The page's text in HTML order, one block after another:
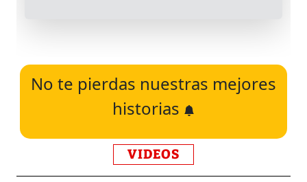
No te pierdas nuestras mejores
historias
VIDEOS